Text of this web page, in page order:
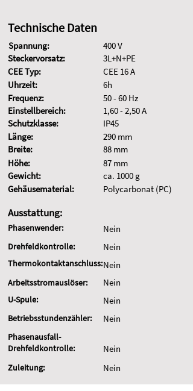
Technische Daten
Spannung:
Steckervorsatz:
CEE Typ:
Uhrzeit:
Frequenz:
Einstellbereich:
Schutzklasse:
Länge:
Breite:
Höhe:
Gewicht:
Gehäusematerial:
400 V
3L+N+PE
CEE 16 A
6h
50 - 60 Hz
1,60 - 2,50 A
IP45
290 mm
88 mm
87 mm
ca. 1000 g
Polycarbonat (PC)
Ausstattung:
Phasenwender: Nein
Drehfeldkontrolle: Nein
Thermokontaktanschluss:Nein
Arbeitsstromauslöser:
U-Spule:
Nein
Nein
Betriebsstundenzähler: Nein
Phasenausfall-
Drehfeldkontrolle:
Nein
Zuleitung: Nein